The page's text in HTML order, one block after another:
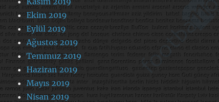
Ekim 2019
Eylül 2019
Ağustos 2019
Temmuz 2019
Haziran 2019
Mayıs 2019
Nisan 2019